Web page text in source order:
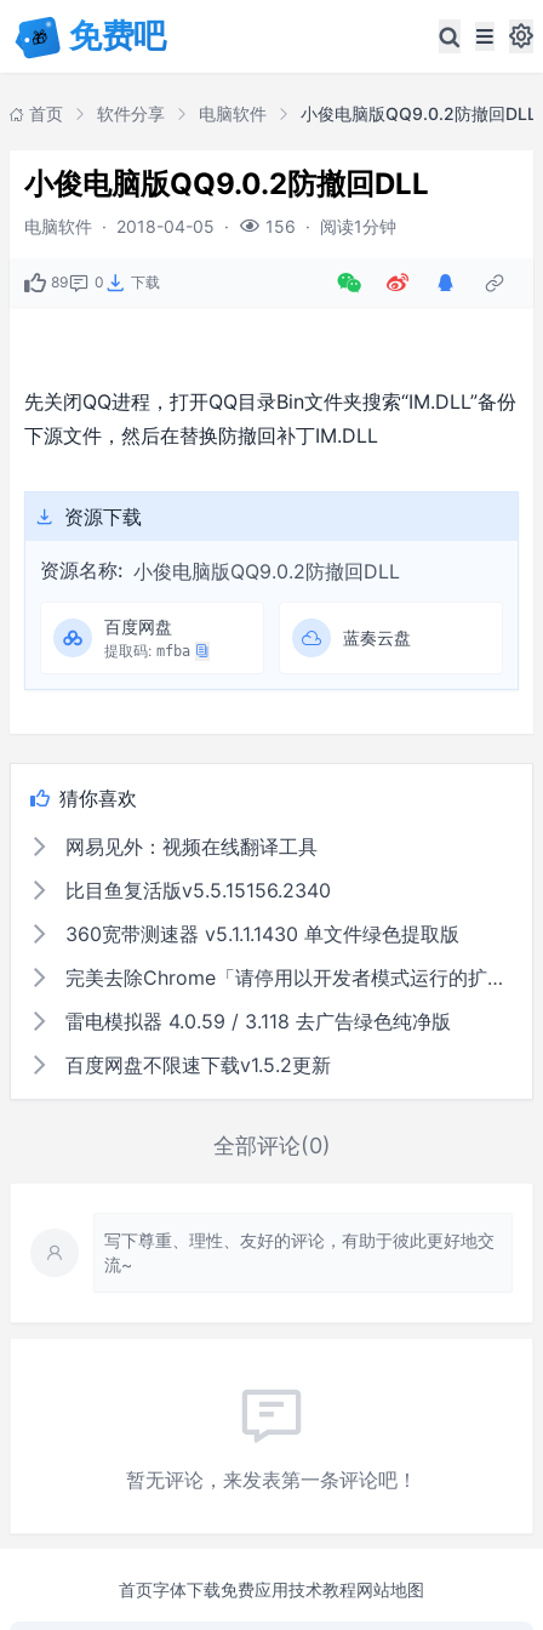
首页 软件分享 电脑软件 小俊电脑版QQ9.0.2防撤回DLL
小俊电脑版QQ9.0.2防撤回DLL
电脑软件 · 2018-04-05 · 156 · 阅读1分钟
89 0 下载
先关闭QQ进程，打开QQ目录Bin文件夹搜索“IM.DLL”备份
下源文件，然后在替换防撤回补丁IM.DLL
资源下载
资源名称: 小俊电脑版QQ9.0.2防撤回DLL
百度网盘
提取码: mfba
蓝奏云盘
猜你喜欢
网易见外：视频在线翻译工具
比目鱼复活版v5.5.15156.2340
360宽带测速器 v5.1.1.1430 单文件绿色提取版
完美去除Chrome「请停用以开发者模式运行的扩展程序」
雷电模拟器 4.0.59 / 3.118 去广告绿色纯净版
百度网盘不限速下载v1.5.2更新
全部评论(0)
写下尊重、理性、友好的评论，有助于彼此更好地交
流~
暂无评论，来发表第一条评论吧！
首页字体下载免费应用技术教程网站地图